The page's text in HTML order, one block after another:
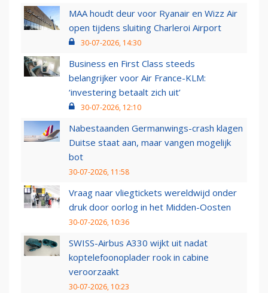
MAA houdt deur voor Ryanair en Wizz Air
open tijdens sluiting Charleroi Airport
30-07-2026, 14:30
Business en First Class steeds
belangrijker voor Air France-KLM:
‘investering betaalt zich uit’
30-07-2026, 12:10
Nabestaanden Germanwings-crash klagen
Duitse staat aan, maar vangen mogelijk
bot
30-07-2026, 11:58
Vraag naar vliegtickets wereldwijd onder
druk door oorlog in het Midden-Oosten
30-07-2026, 10:36
SWISS-Airbus A330 wijkt uit nadat
koptelefoonoplader rook in cabine
veroorzaakt
30-07-2026, 10:23